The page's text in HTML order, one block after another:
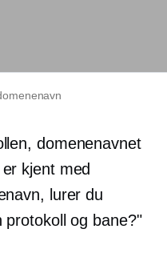
domenenavnet
kjent med
lurer du
protokoll og bane?"